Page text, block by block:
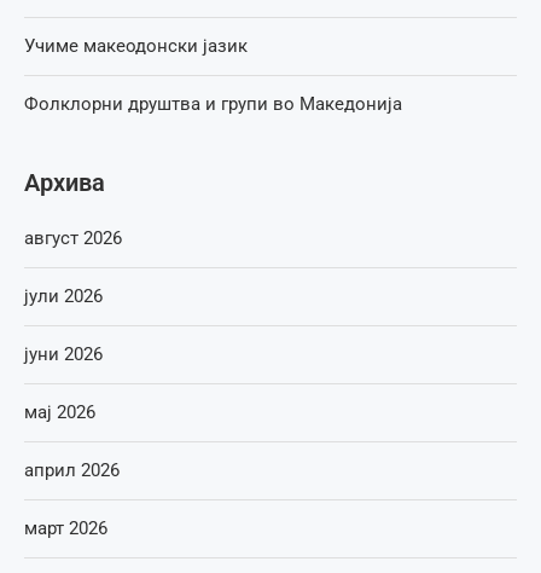
Учиме макеодонски јазик
Фолклорни друштва и групи во Македонија
Архива
август 2026
јули 2026
јуни 2026
мај 2026
април 2026
март 2026